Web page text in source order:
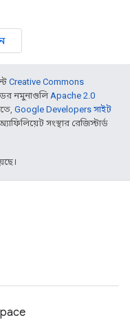
Creative Commons
নমুনাগুলিApache 2.0
Google Developers সাইট
সংস্থার রেজিস্টার্ড